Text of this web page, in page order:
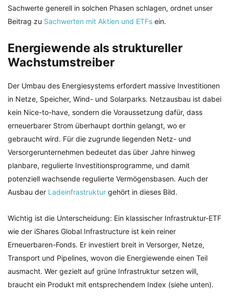
Sachwerte generell in solchen Phasen schlagen, ordnet unser
Beitrag zu Sachwerten mit Aktien und ETFs ein.
Energiewende als struktureller
Wachstumstreiber
Der Umbau des Energiesystems erfordert massive Investitionen
in Netze, Speicher, Wind- und Solarparks. Netzausbau ist dabei
kein Nice-to-have, sondern die Voraussetzung dafür, dass
erneuerbarer Strom überhaupt dorthin gelangt, wo er
gebraucht wird. Für die zugrunde liegenden Netz- und
Versorgerunternehmen bedeutet das über Jahre hinweg
planbare, regulierte Investitionsprogramme, und damit
potenziell wachsende regulierte Vermögensbasen. Auch der
Ausbau der Ladeinfrastruktur gehört in dieses Bild.
Wichtig ist die Unterscheidung: Ein klassischer Infrastruktur-ETF
wie der iShares Global Infrastructure ist kein reiner
Erneuerbaren-Fonds. Er investiert breit in Versorger, Netze,
Transport und Pipelines, wovon die Energiewende einen Teil
ausmacht. Wer gezielt auf grüne Infrastruktur setzen will,
braucht ein Produkt mit entsprechendem Index (siehe unten).